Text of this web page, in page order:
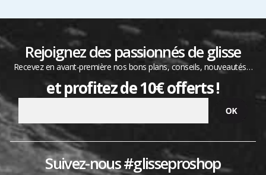
Rejoignez des passionnés de glisse
Recevez en avant-première nos bons plans, conseils, nouveautés…
et profitez de 10€ offerts !
Suivez-nous #glisseproshop